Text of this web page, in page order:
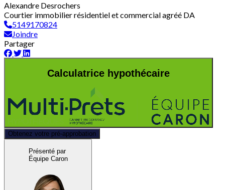
Alexandre Desrochers
Courtier immobilier résidentiel et commercial agréé DA
5149170824
Joindre
Partager
Calculatrice hypothécaire
Obtenez votre pré-approbation
Présenté par
Équipe Caron